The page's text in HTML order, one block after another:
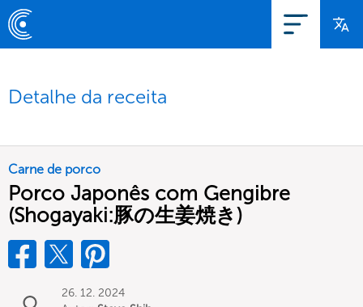
Detalhe da receita
Carne de porco
Porco Japonês com Gengibre
(Shogayaki:豚の生姜焼き)
26. 12. 2024